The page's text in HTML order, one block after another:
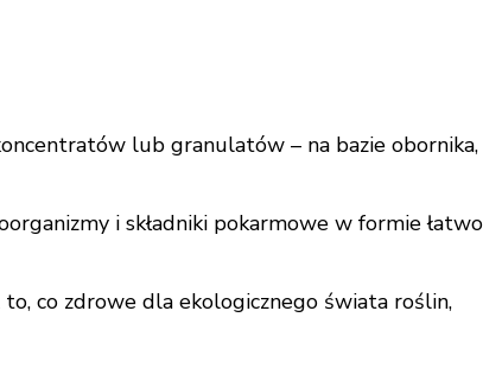
lub granulatów – na bazie obornika,
i składniki pokarmowe w formie łatwo
co zdrowe dla ekologicznego świata roślin,